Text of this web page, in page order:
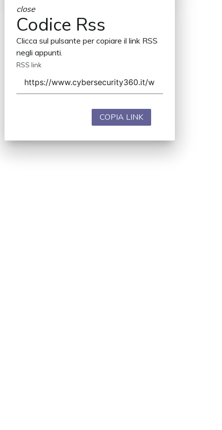
close
Codice Rss
Clicca sul pulsante per copiare il link RSS
negli appunti.
RSS link
COPIA LINK